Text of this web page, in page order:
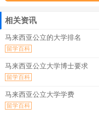
相关资讯
马来西亚公立的大学排名
留学百科
马来西亚公立大学博士要求
留学百科
马来西亚公立大学学费
留学百科